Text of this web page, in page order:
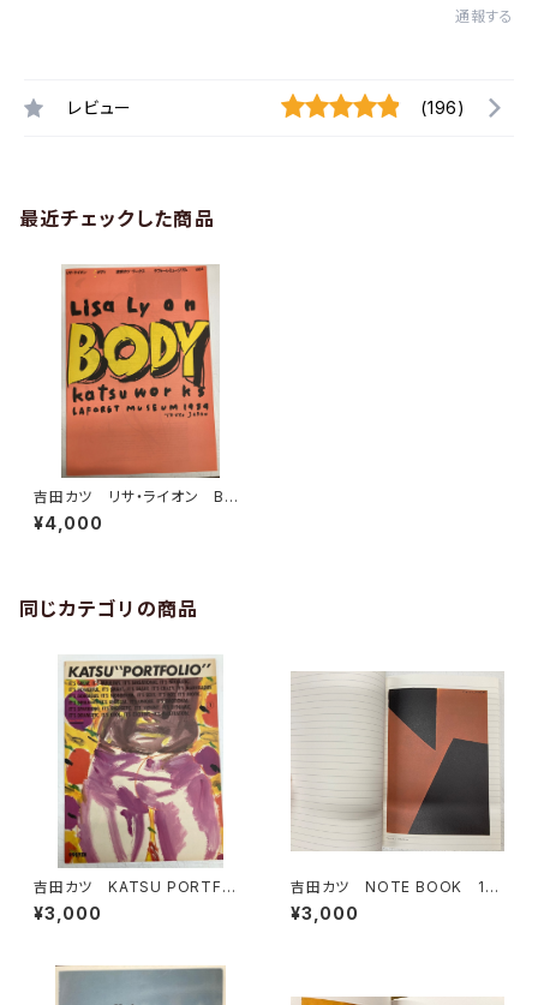
通報する
レビュー (196)
最近チェックした商品
吉田カツ リサ・ライオン BO
DY WORKS 1984年 ミリオ
ン出版
¥4,000
同じカテゴリの商品
吉田カツ KATSU PORTFOL
IO 1982年 初版 JICC出
版局
¥3,000
吉田カツ NOTE BOOK 19
94年 SUGAR BAY（私家版）
¥3,000